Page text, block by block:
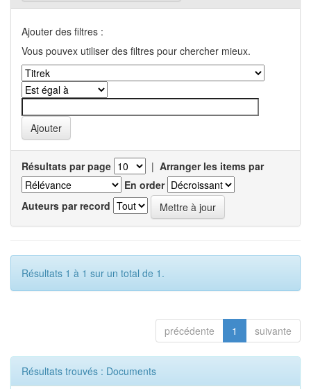
Ajouter des filtres :
Vous pouvex utiliser des filtres pour chercher mieux.
Résultats par page | Arranger les items par
En order
Auteurs par record
Résultats 1 à 1 sur un total de 1.
précédente 1 suivante
Résultats trouvés : Documents